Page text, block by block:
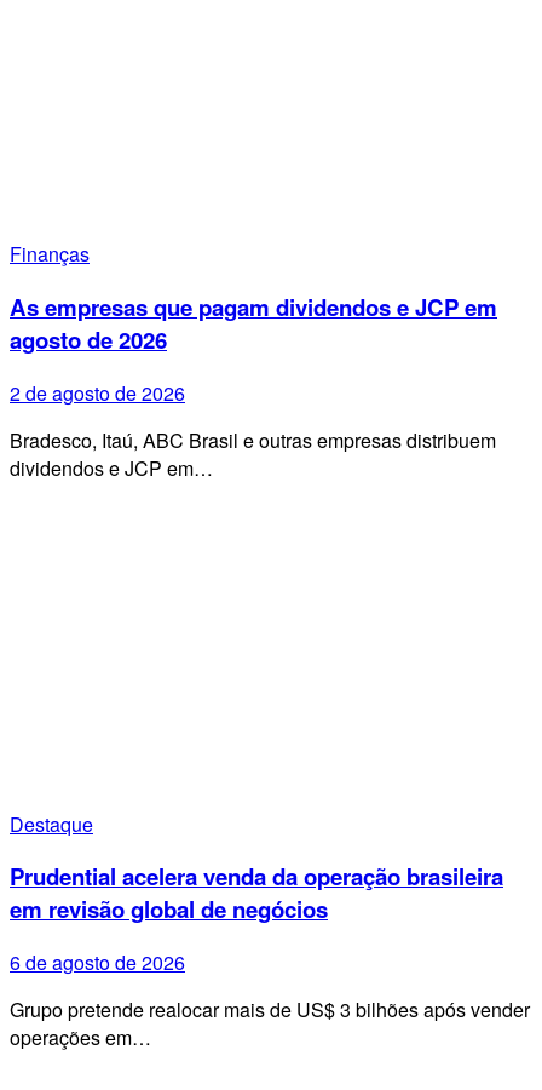
Finanças
As empresas que pagam dividendos e JCP em
agosto de 2026
2 de agosto de 2026
Bradesco, Itaú, ABC Brasil e outras empresas distribuem
dividendos e JCP em…
Destaque
Prudential acelera venda da operação brasileira
em revisão global de negócios
6 de agosto de 2026
Grupo pretende realocar mais de US$ 3 bilhões após vender
operações em…